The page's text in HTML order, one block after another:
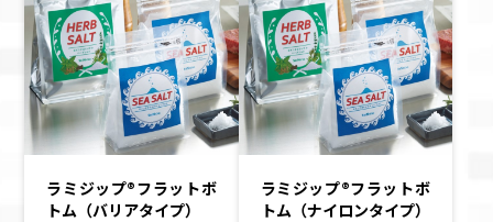
ラミジップ®フラットボ
トム（バリアタイプ）
ラミジップ®フラットボ
トム（ナイロンタイプ）